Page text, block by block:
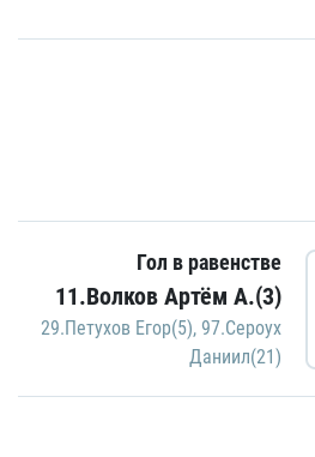
Гол в равенстве
11.Волков Артём А.(3)
29.Петухов Егор(5), 97.Сероух
Даниил(21)